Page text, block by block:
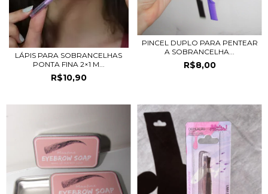
LÁPIS PARA SOBRANCELHAS
PONTA FINA 2×1 M...
R$10,90
PINCEL DUPLO PARA PENTEAR
A SOBRANCELHA...
R$8,00